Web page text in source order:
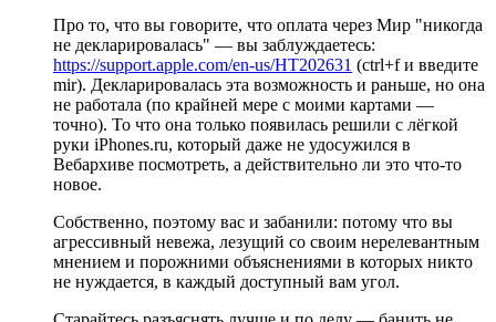
Про то, что вы говорите, что оплата через Мир "никогда
не декларировалась" — вы заблуждаетесь:
https://support.apple.com/en-us/HT202631 (ctrl+f и введите
mir). Декларировалась эта возможность и раньше, но она
не работала (по крайней мере с моими картами —
точно). То что она только появилась решили с лёгкой
руки iPhones.ru, который даже не удосужился в
Вебархиве посмотреть, а действительно ли это что-то
новое.
Собственно, поэтому вас и забанили: потому что вы
агрессивный невежа, лезущий со своим нерелевантным
мнением и порожними объяснениями в которых никто
не нуждается, в каждый доступный вам угол.